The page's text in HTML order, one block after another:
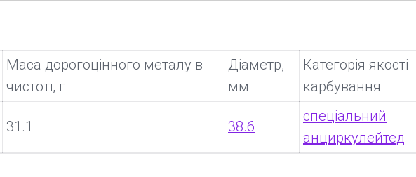
Маса дорогоцінного металу в
чистоті, г
Діаметр,
мм
Категорія якості
карбування
31.1 38.6
спеціальний
анциркулейтед